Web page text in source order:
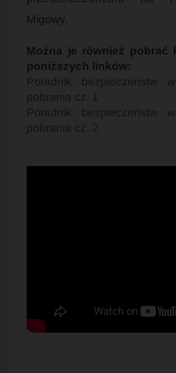
Migowy.
Można je również pobrać
poniższych linków:
Poradnik
pobrania cz. 1
Poradnik
pobrania cz. 2